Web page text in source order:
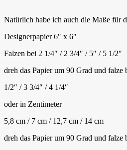
Natürlich habe ich auch die Maße für
Designerpapier 6″ x 6″
Falzen bei 2 1/4″ / 2 3/4″ / 5″ / 5 1/2″
dreh das Papier um 90 Grad und falze
1/2″ / 3 3/4″ / 4 1/4″
oder in Zentimeter
5,8 cm / 7 cm / 12,7 cm / 14 cm
dreh das Papier um 90 Grad und falze